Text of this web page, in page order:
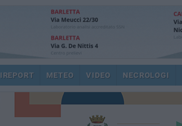
IREPORT METEO VIDEO NECROLOGI